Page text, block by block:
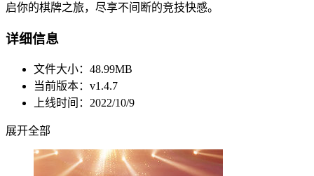
启你的棋牌之旅，尽享不间断的竞技快感。
详细信息
文件大小：48.99MB
当前版本：v1.4.7
上线时间：2022/10/9
展开全部